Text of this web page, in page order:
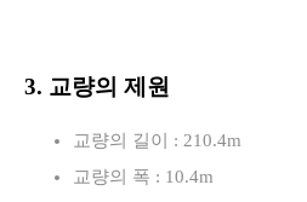
3. 교량의 제원
교량의 길이 : 210.4m
교량의 폭 : 10.4m